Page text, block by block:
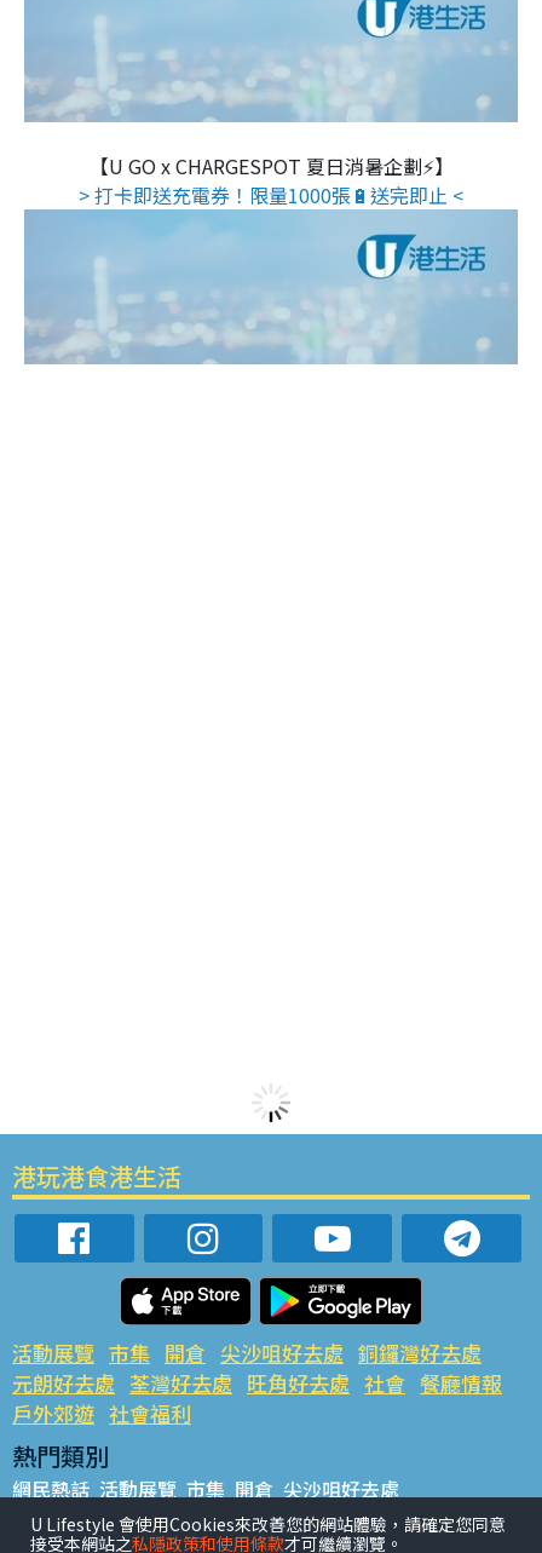
【U GO x CHARGESPOT 夏日消暑企劃⚡】
> 打卡即送充電券！限量1000張🔋送完即止 <
港玩港食港生活
活動展覽 市集 開倉 尖沙咀好去處 銅鑼灣好去處
元朗好去處 荃灣好去處 旺角好去處 社會 餐廳情報
戶外郊遊 社會福利
熱門類別
網民熱話 活動展覽 市集 開倉 尖沙咀好去處
銅鑼灣好去處 元朗好去處 荃灣好去處 旺角好去處 社會
餐廳情報 戶外郊遊
U Lifestyle 會使用Cookies來改善您的網站體驗，請確定您同意
接受本網站之私隱政策和使用條款才可繼續瀏覽。